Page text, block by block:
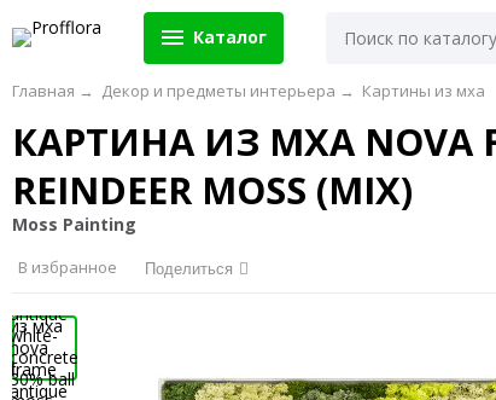
Каталог
Главная → Декор и предметы интерьера → Картины из мха
КАРТИНА ИЗ МХА NOVA
REINDEER MOSS (MIX)
Moss Painting
В избранное Поделиться